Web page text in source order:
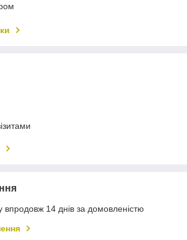
впродовж 14 днів за домовленістю